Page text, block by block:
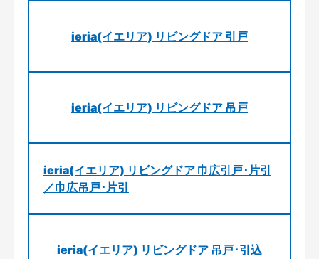
ieria(イエリア) リビングドア 引戸
ieria(イエリア) リビングドア 吊戸
ieria(イエリア) リビングドア 巾広引戸･片引
／巾広吊戸･片引
ieria(イエリア) リビングドア 吊戸･引込